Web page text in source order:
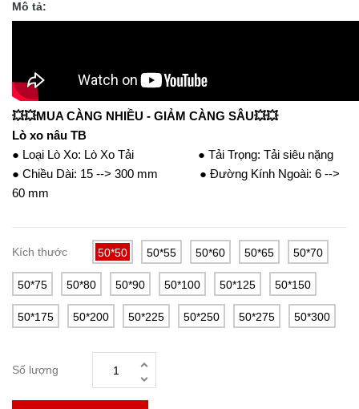
Mô tả:
💥💥MUA CÀNG NHIỀU - GIẢM CÀNG SÂU💥💥
Lò xo nâu TB
● Loại Lò Xo: Lò Xo Tải ● Tải Trọng: Tải siêu nặng
● Chiều Dài: 15 --> 300 mm ● Đường Kính Ngoài: 6 -->
60 mm
Kích thước 50*50 50*55 50*60 50*65 50*70
50*75 50*80 50*90 50*100 50*125 50*150
50*175 50*200 50*225 50*250 50*275 50*300
Số lượng